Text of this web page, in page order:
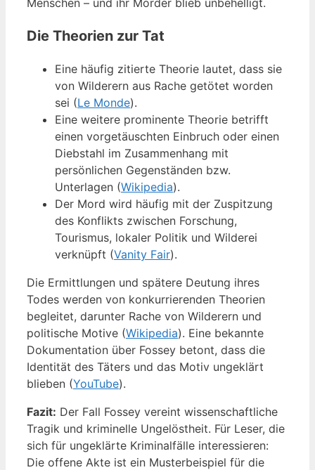
Die Theorien zur Tat
Eine häufig zitierte Theorie lautet, dass sie
von Wilderern aus Rache getötet worden
sei (Le Monde).
Eine weitere prominente Theorie betrifft
einen vorgetäuschten Einbruch oder einen
Diebstahl im Zusammenhang mit
persönlichen Gegenständen bzw.
Unterlagen (Wikipedia).
Der Mord wird häufig mit der Zuspitzung
des Konflikts zwischen Forschung,
Tourismus, lokaler Politik und Wilderei
verknüpft (Vanity Fair).
Die Ermittlungen und spätere Deutung ihres
Todes werden von konkurrierenden Theorien
begleitet, darunter Rache von Wilderern und
politische Motive (Wikipedia). Eine bekannte
Dokumentation über Fossey betont, dass die
Identität des Täters und das Motiv ungeklärt
blieben (YouTube).
Fazit: Der Fall Fossey vereint wissenschaftliche
Tragik und kriminelle Ungelöstheit. Für Leser, die
sich für ungeklärte Kriminalfälle interessieren:
Die offene Akte ist ein Musterbeispiel für die